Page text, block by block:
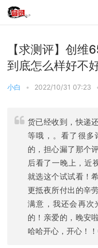
【求测评】创
到底怎么样好不
小白 • 2022/10/31 07:23
货已经收到，快递
等哦，。看了很多
的，担心漏了那个
后看了一晚上，近
就选这个试试看！
更抵夜所付出的辛
满意，我还会再次
的！亲爱的，晚安
哈哈开心，开心！